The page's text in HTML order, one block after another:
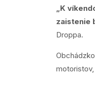
„K
zaistenie
Droppa.